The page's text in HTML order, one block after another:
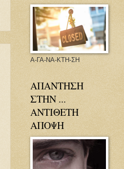
Α-ΓΑ-ΝΑ-ΚΤΗ-ΣΗ
ΑΠΑΝΤΗΣΗ
ΣΤΗΝ ...
ΑΝΤΙΘΕΤΗ
ΑΠΟΨΗ